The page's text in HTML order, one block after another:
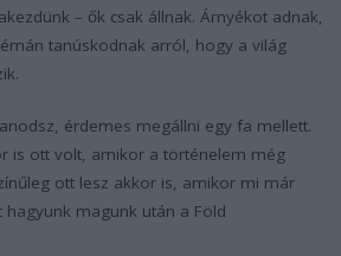
– ők csak állnak. Árnyékot adnak,
tanúskodnak arról, hogy a világ
érdemes megállni egy fa mellett.
is ott volt, amikor a történelem még
ott lesz akkor is, amikor mi már
hagyunk magunk után a Föld